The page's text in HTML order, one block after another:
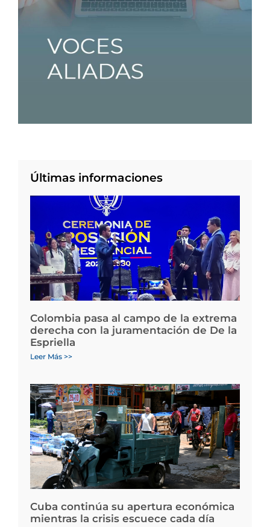
Últimas informaciones
Colombia pasa al campo de la extrema
derecha con la juramentación de De la
Espriella
Leer Más >>
Cuba continúa su apertura económica
mientras la crisis escuece cada día